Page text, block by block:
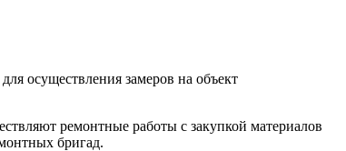
осуществления замеров на объект
ремонтные работы с закупкой материалов
бригад.